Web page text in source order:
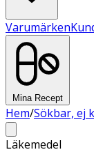
Varumärken
Mina Recept
Hem/Sökbar, ej
Läkemedel